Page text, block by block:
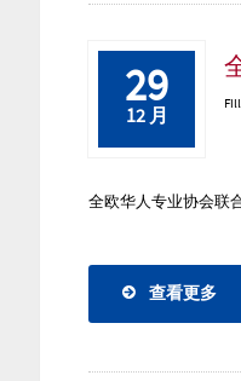
29
12 月
全欧华人专业协会联
查看更多